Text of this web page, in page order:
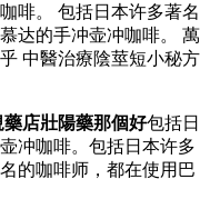
啡。 包括日本许多著名
达的手冲壶冲咖啡。 萬
中醫治療陰莖短小秘方
藥店壯陽藥那個好包括日
冲咖啡。包括日本许多
的咖啡师，都在使用巴